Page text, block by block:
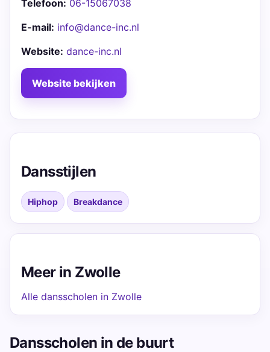
Telefoon: 06-15067038
E-mail: info@dance-inc.nl
Website: dance-inc.nl
Website bekijken
Dansstijlen
Hiphop Breakdance
Meer in Zwolle
Alle dansscholen in Zwolle
Dansscholen in de buurt